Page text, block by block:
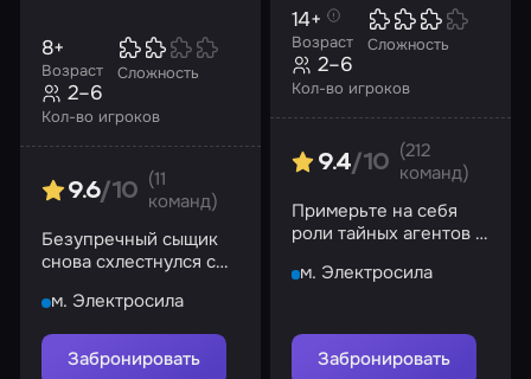
Возраст
8+
Сложность
Кол-во игроков
2–6
9.6/10
(11
команд)
Безупречный сыщик
снова схлестнулся с
мира
м. Электросила
Забронировать
Возраст
14+
Сложность
Кол-во игроков
2–6
9.4/10
(212
команд)
Примерьте на себя
роли тайных агентов и
на расследование
м. Электросила
Забронировать